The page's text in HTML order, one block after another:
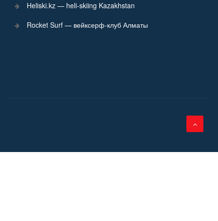
Heliski.kz — heli-skiing Kazakhstan
Rocket Surf — вейксерф-клуб Алматы